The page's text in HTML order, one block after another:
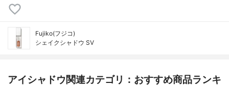
Fujiko(フジコ)
シェイクシャドウ SV
アイシャドウ関連カテゴリ：おすすめ商品ランキ